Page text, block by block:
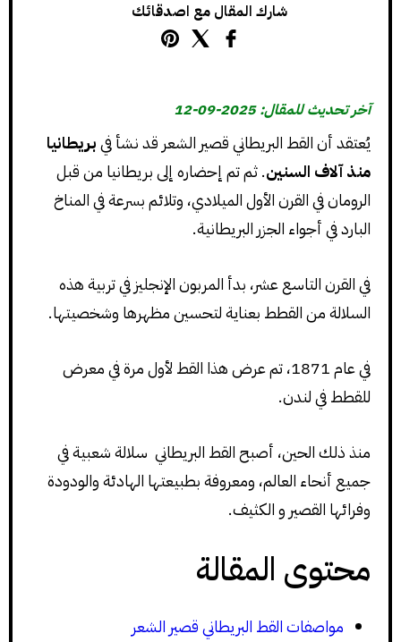
شارك المقال مع اصدقائك
آخر تحديث للمقال: 2025-09-12
يُعتقد أن القط البريطاني قصير الشعر قد نشأ فيبريطانيا
منذ آلاف السنين. ثم تم إحضاره إلى بريطانيا من قبل
الرومان في القرن الأول الميلادي، وتلائم بسرعة في المناخ
البارد في أجواء الجزر البريطانية.
في القرن التاسع عشر، بدأ المربون الإنجليز في تربية هذه
السلالة من القطط بعناية لتحسين مظهرها وشخصيتها.
في عام 1871، تم عرض هذا القط لأول مرة في معرض
للقطط في لندن.
منذ ذلك الحين، أصبح القط البريطاني سلالة شعبية في
جميع أنحاء العالم، ومعروفة بطبيعتها الهادئة والودودة
وفرائها القصير و الكثيف.
محتوى المقالة
مواصفات القط البريطاني قصير الشعر